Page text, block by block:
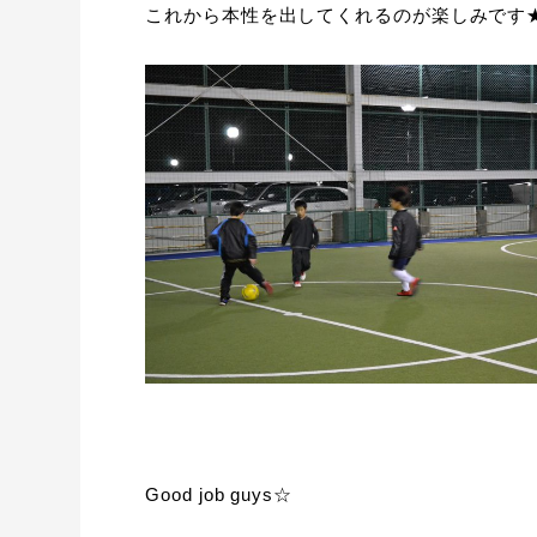
これから本性を出してくれるのが楽しみで
Good job guys☆